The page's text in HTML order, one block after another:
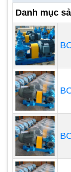
rằng máy
hoặc ảnh
này hầu hết
hóa chất,
công nghiệp
Danh mục